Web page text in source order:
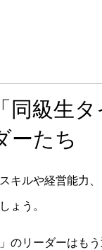
同級生
ーたち
キルや経営能力
ょう。
のリーダーはも